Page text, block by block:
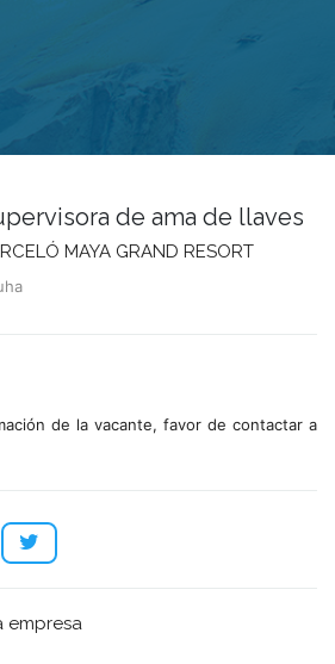
de ama de llaves
MAYA GRAND RESORT
de la vacante, favor de contactar a
empresa